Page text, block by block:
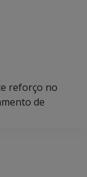
reforço no
de